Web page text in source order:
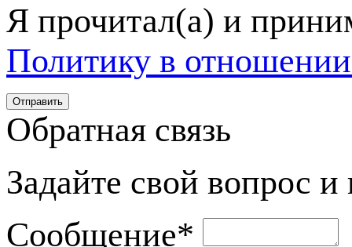
Я прочитал(а) и
Политику в
Обратная связь
Задайте свой вопрос
Сообщение*